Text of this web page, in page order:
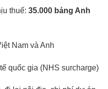
thuế: 35.000 bảng Anh
Nam và Anh
quốc gia (NHS surcharge)